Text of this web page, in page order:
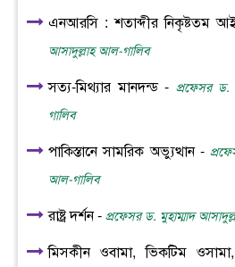
এনআরসি : শতাব্দীর নিকৃষ্টতম
আসাদুল্লাহ আল-গালিব
সত্য-মিথ্যার মানদন্ড - প্রফেসর ড.
গালিব
পাকিস্তানে সামরিক অভ্যুত্থান -
আল-গালিব
রাষ্ট্র দর্শন - প্রফেসর ড. মুহাম্মাদ
মিসকীন ওবামা, ভিকটিম